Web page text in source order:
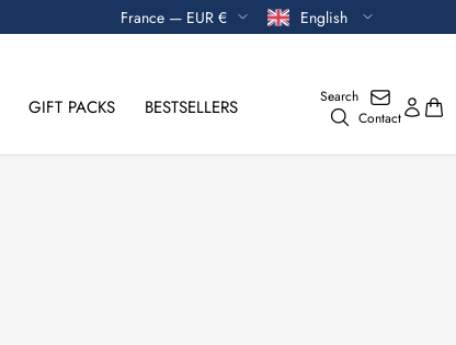
Currency France — EUR € Language
English
Search
Contact
GIFT PACKS BESTSELLERS